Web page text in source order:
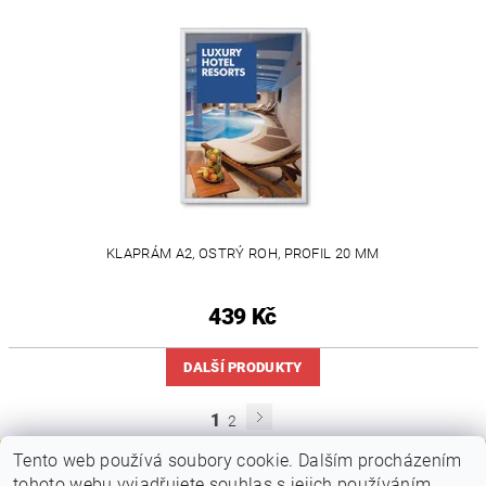
KLAPRÁM A2, OSTRÝ ROH, PROFIL 20 MM
439 Kč
DALŠÍ PRODUKTY
1 2
Tento web používá soubory cookie. Dalším procházením